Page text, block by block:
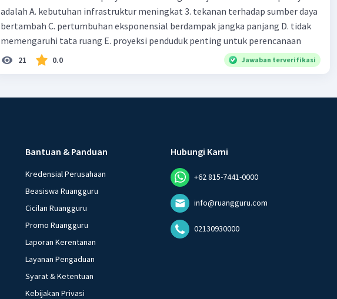
powerful magnet and switch the poles electronically?
adalah A. kebutuhan infrastruktur meningkat 3. tekanan terhadap sumber daya
bertambah C. pertumbuhan eksponensial berdampak jangka panjang D. tidak
memengaruhi tata ruang E. proyeksi penduduk penting untuk perencanaan
21 0.0 Jawaban terverifikasi
Bantuan & Panduan
Kredensial Perusahaan
Beasiswa Ruangguru
Cicilan Ruangguru
Promo Ruangguru
Laporan Kerentanan
Layanan Pengaduan
Syarat & Ketentuan
Kebijakan Privasi
Hubungi Kami
+62 815-7441-0000
info@ruangguru.com
02130930000